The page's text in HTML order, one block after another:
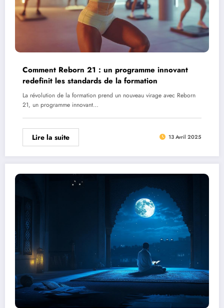
Comment Reborn 21 : un programme innovant
redefinit les standards de la formation
La révolution de la formation prend un nouveau virage avec Reborn
21, un programme innovant…
Lire la suite 13 Avril 2025